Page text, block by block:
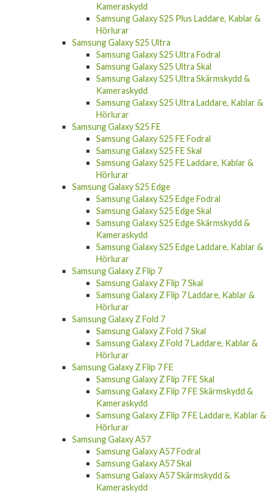
Samsung Galaxy S25 Plus Laddare, Kablar &
Hörlurar
Samsung Galaxy S25 Ultra
Samsung Galaxy S25 Ultra Fodral
Samsung Galaxy S25 Ultra Skal
Samsung Galaxy S25 Ultra Skärmskydd &
Kameraskydd
Samsung Galaxy S25 Ultra Laddare, Kablar &
Hörlurar
Samsung Galaxy S25 FE
Samsung Galaxy S25 FE Fodral
Samsung Galaxy S25 FE Skal
Samsung Galaxy S25 FE Laddare, Kablar &
Hörlurar
Samsung Galaxy S25 Edge
Samsung Galaxy S25 Edge Fodral
Samsung Galaxy S25 Edge Skal
Samsung Galaxy S25 Edge Skärmskydd &
Kameraskydd
Samsung Galaxy S25 Edge Laddare, Kablar &
Hörlurar
Samsung Galaxy Z Flip 7
Samsung Galaxy Z Flip 7 Skal
Samsung Galaxy Z Flip 7 Laddare, Kablar &
Hörlurar
Samsung Galaxy Z Fold 7
Samsung Galaxy Z Fold 7 Skal
Samsung Galaxy Z Fold 7 Laddare, Kablar &
Hörlurar
Samsung Galaxy Z Flip 7 FE
Samsung Galaxy Z Flip 7 FE Skal
Samsung Galaxy Z Flip 7 FE Skärmskydd &
Kameraskydd
Samsung Galaxy Z Flip 7 FE Laddare, Kablar &
Hörlurar
Samsung Galaxy A57
Samsung Galaxy A57 Fodral
Samsung Galaxy A57 Skal
Samsung Galaxy A57 Skärmskydd &
Kameraskydd
Samsung Galaxy A57 Laddare, Kablar &